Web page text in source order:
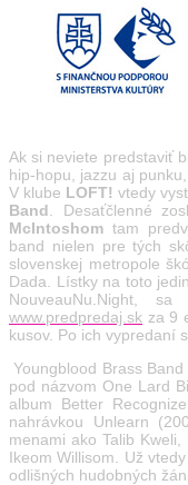
Ak si neviete predstaviť
hip-hopu, jazzu aj
V klube LOFT! vtedy
Band . Desaťčlenné
McIntoshom tam
band nielen pre tých
slovenskej metropole
Dada. Lístky na toto
NouveauNu.Night,
www.predpredaj.sk za 9
kusov. Po ich vypredaní
Youngblood Brass
pod názvom One Lard
album Better
nahrávkou Unlearn
menami ako Talib
Ikeom Willisom. Už
odlišných hudobných